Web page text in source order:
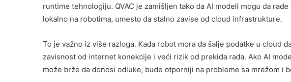
runtime tehnologiju. QVAC je zamišljen tako da AI modeli mogu da
lokalno na robotima, umesto da stalno zavise od cloud infrastrukture.
To je važno iz više razloga. Kada robot mora da šalje podatke u cloud
zavisnost od internet konekcije i veći rizik od prekida rada. Ako AI
može brže da donosi odluke, bude otporniji na probleme sa mrežom i